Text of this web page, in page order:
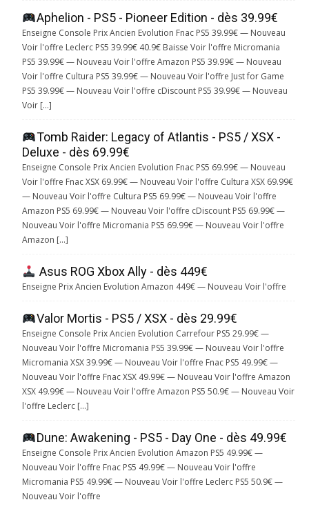
Aphelion - PS5 - Pioneer Edition - dès 39.99€
Enseigne Console Prix Ancien Evolution Fnac PS5 39.99€ — Nouveau
Voir l'offre Leclerc PS5 39.99€ 40.9€ Baisse Voir l'offre Micromania
PS5 39.99€ — Nouveau Voir l'offre Amazon PS5 39.99€ — Nouveau
Voir l'offre Cultura PS5 39.99€ — Nouveau Voir l'offre Just for Game
PS5 39.99€ — Nouveau Voir l'offre cDiscount PS5 39.99€ — Nouveau
Voir […]
Tomb Raider: Legacy of Atlantis - PS5 / XSX -
Deluxe - dès 69.99€
Enseigne Console Prix Ancien Evolution Fnac PS5 69.99€ — Nouveau
Voir l'offre Fnac XSX 69.99€ — Nouveau Voir l'offre Cultura XSX 69.99€
— Nouveau Voir l'offre Cultura PS5 69.99€ — Nouveau Voir l'offre
Amazon PS5 69.99€ — Nouveau Voir l'offre cDiscount PS5 69.99€ —
Nouveau Voir l'offre Micromania PS5 69.99€ — Nouveau Voir l'offre
Amazon […]
Asus ROG Xbox Ally - dès 449€
Enseigne Prix Ancien Evolution Amazon 449€ — Nouveau Voir l'offre
Valor Mortis - PS5 / XSX - dès 29.99€
Enseigne Console Prix Ancien Evolution Carrefour PS5 29.99€ —
Nouveau Voir l'offre Micromania PS5 39.99€ — Nouveau Voir l'offre
Micromania XSX 39.99€ — Nouveau Voir l'offre Fnac PS5 49.99€ —
Nouveau Voir l'offre Fnac XSX 49.99€ — Nouveau Voir l'offre Amazon
XSX 49.99€ — Nouveau Voir l'offre Amazon PS5 50.9€ — Nouveau Voir
l'offre Leclerc […]
Dune: Awakening - PS5 - Day One - dès 49.99€
Enseigne Console Prix Ancien Evolution Amazon PS5 49.99€ —
Nouveau Voir l'offre Fnac PS5 49.99€ — Nouveau Voir l'offre
Micromania PS5 49.99€ — Nouveau Voir l'offre Leclerc PS5 50.9€ —
Nouveau Voir l'offre